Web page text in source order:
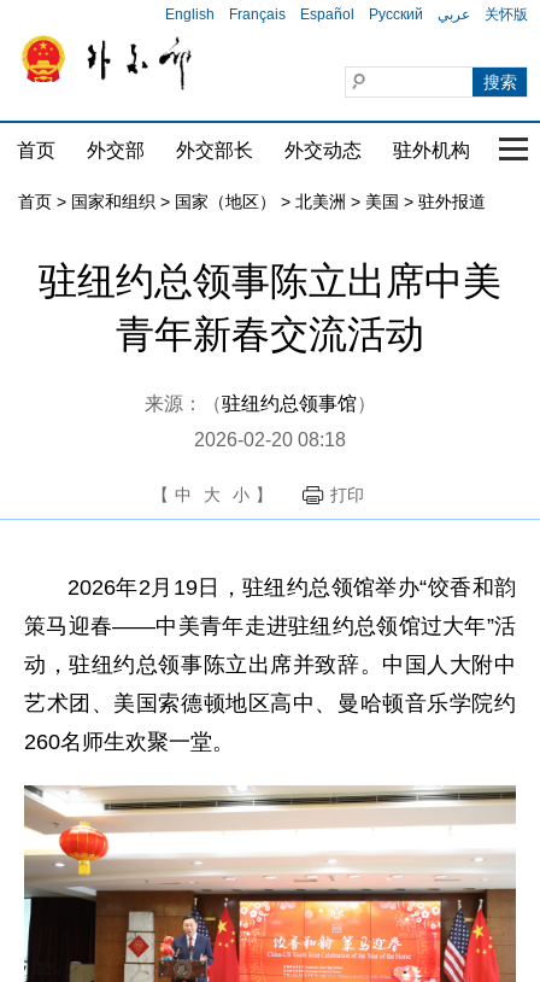
English Français Español Русский عربي 关怀版
首页 外交部 外交部长 外交动态 驻外机构 国
首页 > 国家和组织 > 国家（地区） > 北美洲 > 美国 > 驻外报道
驻纽约总领事陈立出席中美
青年新春交流活动
来源：（驻纽约总领事馆）
2026-02-20 08:18
【 中 大 小 】 打印
2026年2月19日，驻纽约总领馆举办“饺香和韵
策马迎春——中美青年走进驻纽约总领馆过大年”活
动，驻纽约总领事陈立出席并致辞。中国人大附中
艺术团、美国索德顿地区高中、曼哈顿音乐学院约
260名师生欢聚一堂。